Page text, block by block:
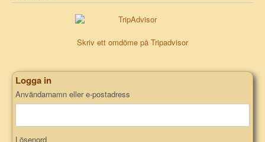
Skriv ett omdöme på Tripadvisor
Logga in
Användarnamn eller e-postadress
Lösenord